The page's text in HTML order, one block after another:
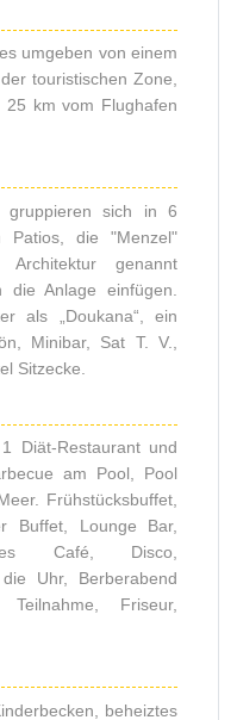
umgeben von einem
touristischen Zone,
km vom Flughafen
sich in 6
Patios, die "Menzel"
genannt
Anlage einfügen.
als „Doukana“, ein
Minibar, Sat T. V.,
Sitzecke.
Diät-Restaurant und
am Pool, Pool
Frühstücksbuffet,
Buffet, Lounge Bar,
Café, Disco,
Uhr, Berberabend
Friseur,
beheiztes